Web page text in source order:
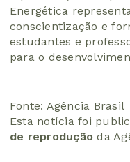
Energética
conscientização e
estudantes e
para o
Fonte: Agência Brasil
Esta notícia foi
de reprodução da